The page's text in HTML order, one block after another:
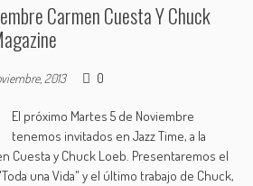
Carmen Cuesta Y Chuck
2013 0
El próximo Martes 5 de Noviembre
tenemos invitados en Jazz Time, a la
Cuesta y Chuck Loeb. Presentaremos el
una Vida" y el último trabajo de Chuck,